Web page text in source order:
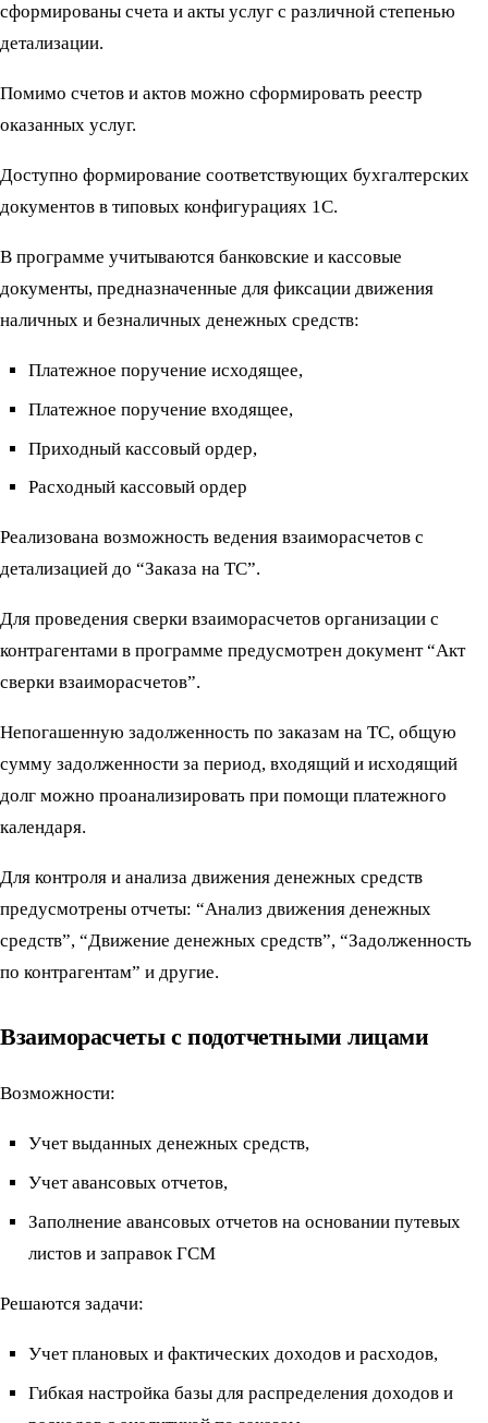
сформированы счета и акты услуг с различной степенью
детализации.
Помимо счетов и актов можно сформировать реестр
оказанных услуг.
Доступно формирование соответствующих бухгалтерских
документов в типовых конфигурациях 1С.
В программе учитываются банковские и кассовые
документы, предназначенные для фиксации движения
наличных и безналичных денежных средств:
Платежное поручение исходящее,
Платежное поручение входящее,
Приходный кассовый ордер,
Расходный кассовый ордер
Реализована возможность ведения взаиморасчетов с
детализацией до “Заказа на ТС”.
Для проведения сверки взаиморасчетов организации с
контрагентами в программе предусмотрен документ “Акт
сверки взаиморасчетов”.
Непогашенную задолженность по заказам на ТС, общую
сумму задолженности за период, входящий и исходящий
долг можно проанализировать при помощи платежного
календаря.
Для контроля и анализа движения денежных средств
предусмотрены отчеты: “Анализ движения денежных
средств”, “Движение денежных средств”, “Задолженность
по контрагентам” и другие.
Взаиморасчеты с подотчетными лицами
Возможности:
Учет выданных денежных средств,
Учет авансовых отчетов,
Заполнение авансовых отчетов на основании путевых
листов и заправок ГСМ
Решаются задачи:
Учет плановых и фактических доходов и расходов,
Гибкая настройка базы для распределения доходов и